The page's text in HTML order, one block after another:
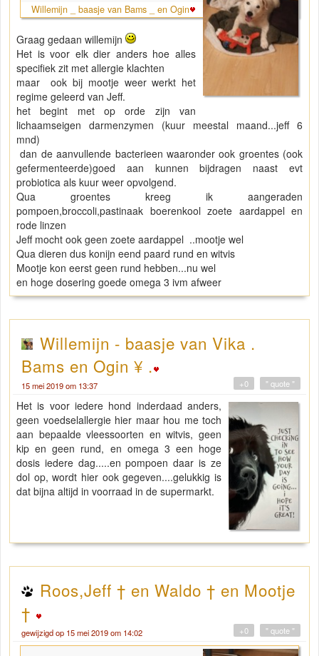
Willemijn _ baasje van Bams _ en Ogin
Graag gedaan willemijn
Het is voor elk dier anders hoe alles
specifiek zit met allergie klachten
maar ook bij mootje weer werkt het
regime geleerd van Jeff.
het begint met op orde zijn van
lichaamseigen darmenzymen (kuur meestal maand...jeff 6
mnd)
dan de aanvullende bacterieen waaronder ook groentes (ook
gefermenteerde)goed aan kunnen bijdragen naast evt
probiotica als kuur weer opvolgend.
Qua groentes kreeg ik aangeraden
pompoen,broccoli,pastinaak boerenkool zoete aardappel en
rode linzen
Jeff mocht ook geen zoete aardappel ..mootje wel
Qua dieren dus konijn eend paard rund en witvis
Mootje kon eerst geen rund hebben...nu wel
en hoge dosering goede omega 3 ivm afweer
Willemijn - baasje van Vika .
Bams en Ogin ¥ .
15 mei 2019 om 13:37 " quote "
+0
Het is voor iedere hond inderdaad anders,
geen voedselallergie hier maar hou me toch
aan bepaalde vleessoorten en witvis, geen
kip en geen rund, en omega 3 een hoge
dosis iedere dag.....en pompoen daar is ze
dol op, wordt hier ook gegeven....gelukkig is
dat bijna altijd in voorraad in de supermarkt.
Roos,Jeff † en Waldo † en Mootje
†
gewijzigd op 15 mei 2019 om 14:02 " quote "
+0